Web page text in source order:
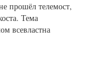
прошёл телемост,
Тема
всевластна